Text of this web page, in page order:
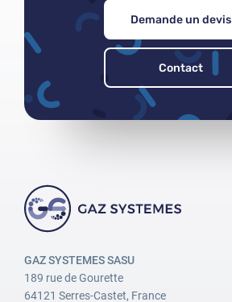
Demande un devis
Contact
GAZ SYSTEMES SASU
189 rue de Gourette
64121 Serres-Castet, France